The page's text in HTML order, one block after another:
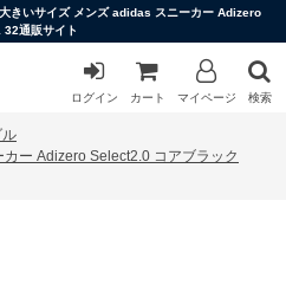
きいサイズ メンズ adidas スニーカー Adizero
通販サイト
ログイン カート マイページ 検索
ル
ー Adizero Select2.0 コアブラック